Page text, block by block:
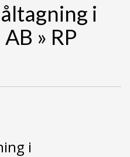
i
» RP
i